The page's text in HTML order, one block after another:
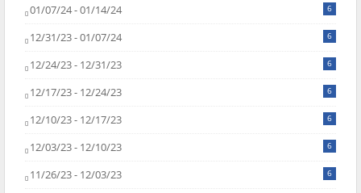
01/07/24 - 01/14/24 6
12/31/23 - 01/07/24 6
12/24/23 - 12/31/23 6
12/17/23 - 12/24/23 6
12/10/23 - 12/17/23 6
12/03/23 - 12/10/23 6
11/26/23 - 12/03/23 6